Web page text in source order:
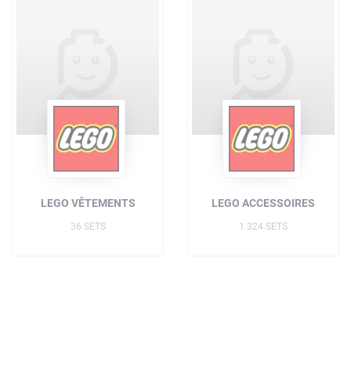
LEGO VÊTEMENTS
36 SETS
LEGO ACCESSOIRES
1 324 SETS